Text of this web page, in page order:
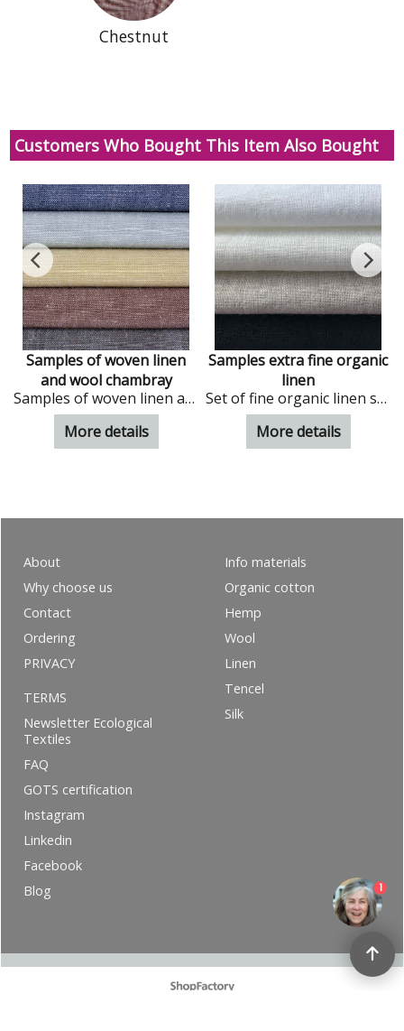
Chestnut
Customers Who Bought This Item Also Bought
Samples of woven linen
and wool chambray
Samples of woven linen and wool
More details
Samples extra fine organic
linen
Set of fine organic linen samples
More details
About
Why choose us
Contact
Ordering
PRIVACY
Info materials
Organic cotton
Hemp
Wool
Linen
Tencel
Silk
TERMS
Newsletter Ecological
Textiles
FAQ
GOTS certification
Instagram
Linkedin
Facebook
Blog
To create online store ShopFactory eCommerce software was used.
1